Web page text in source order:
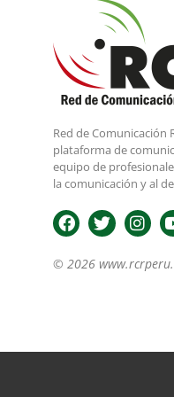
Red de Comunicación
plataforma de
equipo de
la comunicación y al
© 2026